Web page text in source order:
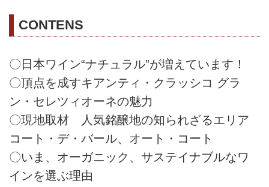
CONTENS
〇日本ワイン“ナチュラル”が増えています！
〇頂点を成すキアンティ・クラッシコ グラ
ン・セレツィオーネの魅力
〇現地取材 人気銘醸地の知られざるエリア
コート・デ・バール、オート・コート
〇いま、オーガニック、サステイナブルなワ
インを選ぶ理由